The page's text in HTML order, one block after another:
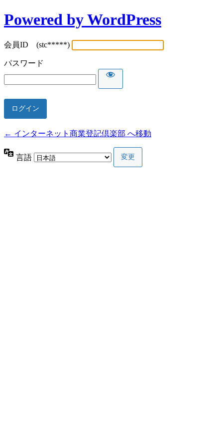
Powered by WordPress
会員ID (stc*****)
パスワード
← インターネット商業登記倶楽部 へ移動
言語